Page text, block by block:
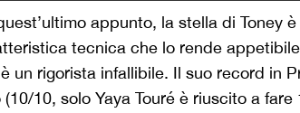
appunto, la stella di Toney
tecnica che lo rende
un rigorista infallibile. Il suo record in
10, solo Yaya Touré è riuscito a